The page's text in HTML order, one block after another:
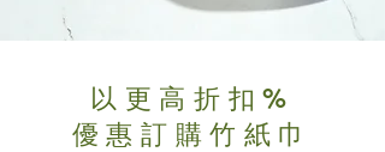
以更高折扣%
優惠訂購竹紙巾